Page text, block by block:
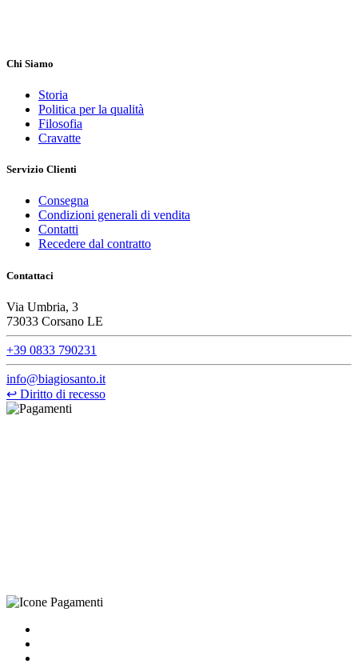
Chi Siamo
Storia
Politica per la qualità
Filosofia
Cravatte
Servizio Clienti
Consegna
Condizioni generali di vendita
Contatti
Recedere dal contratto
Contattaci
Via Umbria, 3
73033 Corsano LE
+39 0833 790231
info@biagiosanto.it
↩ Diritto di recesso